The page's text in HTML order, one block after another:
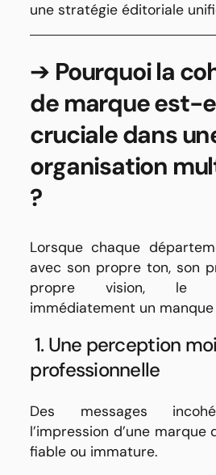
une stratégie éditoriale
➔ Pourquoi la
de marque est-
cruciale dans
organisation
?
Lorsque chaque
avec son propre ton, son
propre vision, le
immédiatement un manque
1. Une perception
professionnelle
Des messages
l’impression d’une marque
fiable ou immature.